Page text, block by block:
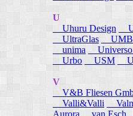
U
Uhuru Design
UltraGlas
unima
Universo
Urbo
USM
V
V&B Fliesen
Valli&Valli